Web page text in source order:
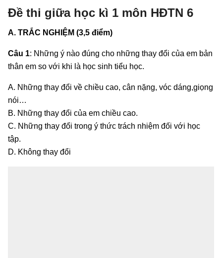
Đề thi giữa học kì 1 môn HĐTN 6
A. TRẮC NGHIỆM (3,5 điểm)
Câu 1: Những ý nào đúng cho những thay đổi của em bản
thân em so với khi là học sinh tiểu học.
A. Những thay đổi về chiều cao, cân nặng, vóc dáng,giọng
nói…
B. Những thay đổi của em chiều cao.
C. Những thay đổi trong ý thức trách nhiệm đối với học
tập.
D. Không thay đổi